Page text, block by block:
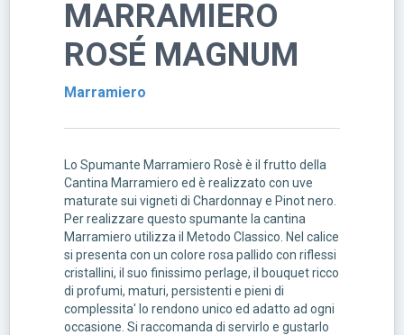
MARRAMIERO
ROSÉ MAGNUM
Marramiero
Lo Spumante Marramiero Rosè è il frutto della
Cantina Marramiero ed è realizzato con uve
maturate sui vigneti di Chardonnay e Pinot nero.
Per realizzare questo spumante la cantina
Marramiero utilizza il Metodo Classico. Nel calice
si presenta con un colore rosa pallido con riflessi
cristallini, il suo finissimo perlage, il bouquet ricco
di profumi, maturi, persistenti e pieni di
complessita' lo rendono unico ed adatto ad ogni
occasione. Si raccomanda di servirlo e gustarlo